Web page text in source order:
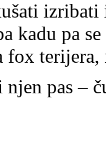
kadu pa se
fox
pas –